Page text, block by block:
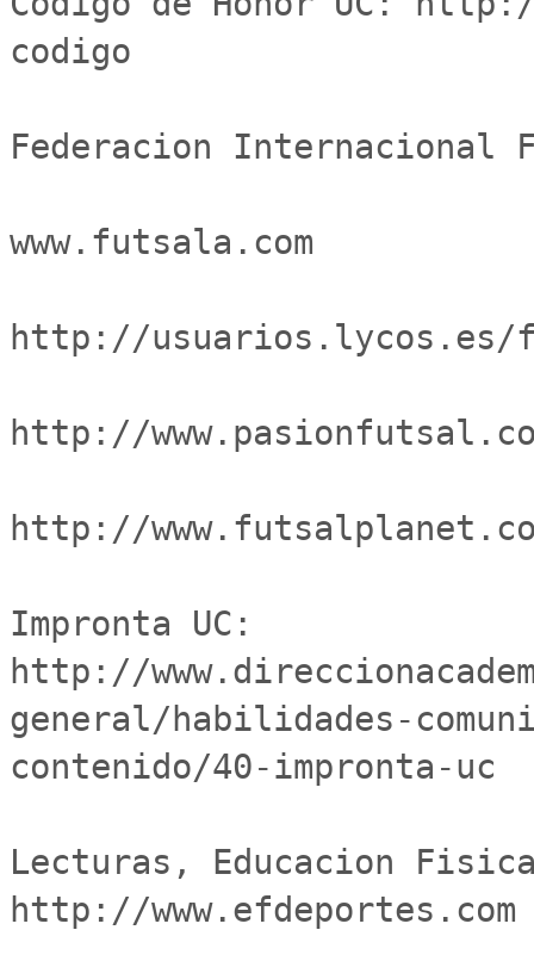
codigo
Federacion Internacional
www.futsala.com
http://usuarios.lycos.es/
http://
http://
Impronta UC:
http://
general/habilidades-
contenido/40-impronta-uc
Lecturas, Educacion
http://www.efdeportes.com